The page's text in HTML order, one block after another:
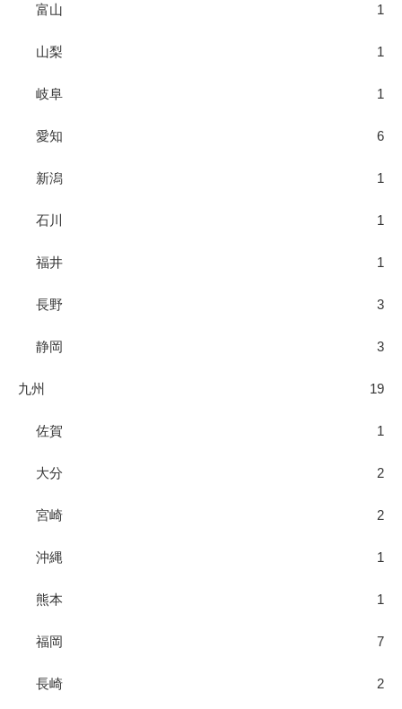
富山 1
山梨 1
岐阜 1
愛知 6
新潟 1
石川 1
福井 1
長野 3
静岡 3
九州 19
佐賀 1
大分 2
宮崎 2
沖縄 1
熊本 1
福岡 7
長崎 2